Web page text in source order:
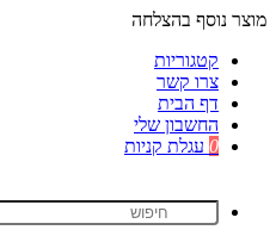
מוצר נוסף בהצלחה
קטגוריות
צרו קשר
דף הבית
החשבון שלי
0 עגלת קניות